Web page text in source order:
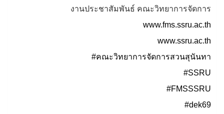
งานประชาสัมพันธ์ คณะวิทยาการจัดการ
www.fms.ssru.ac.th
www.ssru.ac.th
#คณะวิทยาการจัดการสวนสุนันทา
#SSRU
#FMSSSRU
#dek69